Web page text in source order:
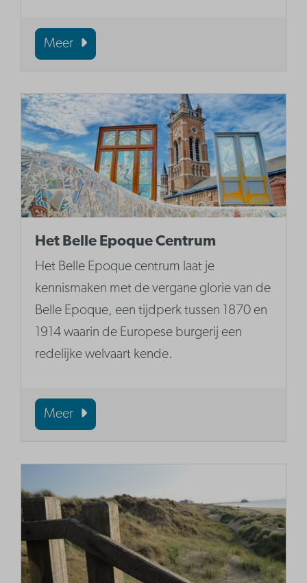
Meer
Het Belle Epoque Centrum
Het Belle Epoque centrum laat je
kennismaken met de vergane glorie van de
Belle Epoque, een tijdperk tussen 1870 en
1914 waarin de Europese burgerij een
redelijke welvaart kende.
Meer